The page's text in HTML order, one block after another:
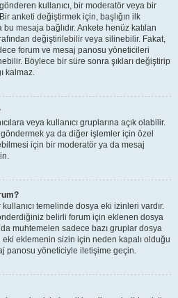
kullanıcı, bir moderatör veya bir
anketi değiştirmek için, başlığın ilk
bu mesaja bağlıdır. Ankete henüz katılan
değiştirilebilir veya silinebilir. Fakat,
forum ve mesaj panosu yöneticileri
Böylece bir süre sonra şıkları değiştirip
kalmaz.
veya kullanıcı gruplarına açık olabilir.
ya da diğer işlemler için özel
için bir moderatör ya da mesaj
temelinde dosya eki izinleri vardır.
belirli forum için eklenen dosya
muhtemelen sadece bazı gruplar dosya
eklemenin sizin için neden kapalı olduğu
panosu yöneticiyle iletişime geçin.